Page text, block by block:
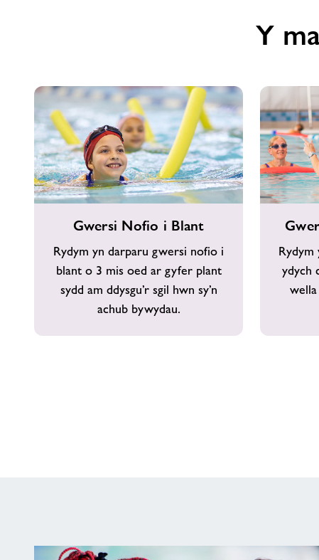
Y
Blant
Gwersi Nofio i Blant
Rydym yn darparu gwersi nofio i
blant o 3 mis oed ar gyfer plant
sydd am ddysgu’r sgil hwn sy’n
achub bywydau.
Nofio
Oedolion
Rydym
ydych